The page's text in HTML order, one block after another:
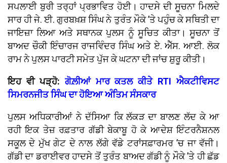
ਸਪਲਾਈ ਬੁਰੀ ਤਰ੍ਹਾਂ ਪ੍ਰਭਾਵਿਤ ਹੋਈ। ਹਾਦਸੇ ਦੀ ਸੂਚਨਾ ਮਿਲਦੇ
ਸਾਰ ਹੀ ਜੇ. ਈ. ਗੁਰਬਖ਼ਸ਼ ਸਿੰਘ ਨੇ ਤੁਰੰਤ ਮੌਕੇ ’ਤੇ ਪਹੁੰਚ ਕੇ ਸਥਿਤੀ ਦਾ
ਜਾਇਜ਼ਾ ਲਿਆ ਅਤੇ ਸਥਾਨਕ ਪੁਲਸ ਨੂੰ ਸੂਚਿਤ ਕੀਤਾ। ਸੂਚਨਾ ਤੋਂ
ਬਾਅਦ ਚੌਕੀ ਇੰਚਾਰਜ ਰਾਜਵਿੰਦਰ ਸਿੰਘ ਅਤੇ ਏ. ਐੱਸ. ਆਈ. ਲੋਕ
ਰਾਮ ਨੇ ਪੁਲਸ ਪਾਰਟੀ ਸਮੇਤ ਪੁੱਜ ਕੇ ਘਟਨਾ ਦੀ ਜਾਂਚ ਸ਼ੁਰੂ ਕੀਤੀ।
ਇਹ ਵੀ ਪੜ੍ਹੋ:ਗੋਲ਼ੀਆਂ ਮਾਰ ਕਤਲ ਕੀਤੇ RTI ਐਕਟੀਵਿਸਟ
ਸਿਮਰਨਜੀਤ ਸਿੰਘ ਦਾ ਹੋਇਆ ਅੰਤਿਮ ਸੰਸਕਾਰ
ਪੁਲਸ ਅਧਿਕਾਰੀਆਂ ਨੇ ਦੱਸਿਆ ਕਿ ਲੱਕੜ ਦਾ ਬਾਲਣ ਲੱਦ ਕੇ ਆ
ਰਹੀ ਇਕ ਤੇਜ਼ ਰਫ਼ਤਾਰ ਗੱਡੀ ਬੇਕਾਬੂ ਹੋ ਕੇ ਆਦੇਸ਼ ਇੰਟਰਨੈਸ਼ਨਲ
ਸਕੂਲ ਦੇ ਮੁੱਖ ਗੇਟ ਦੇ ਨਾਲ ਲੱਗੇ ਵੱਡੇ ਟਰਾਂਸਫ਼ਾਰਮਰ ’ਚ ਜਾ ਵੱਜੀ।
ਗੱਡੀ ਦਾ ਡਰਾਈਵਰ ਹਾਦਸੇ ਤੋਂ ਤੁਰੰਤ ਬਾਅਦ ਗੱਡੀ ਨੂੰ ਮੌਕੇ ’ਤੇ ਹੀ ਛੱਡ